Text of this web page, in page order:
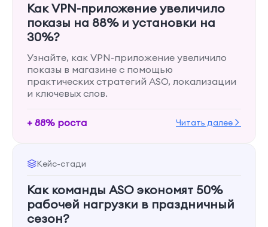
Как VPN-приложение увеличило
показы на 88% и установки на
30%?
Узнайте, как VPN-приложение увеличило
показы в магазине с помощью
практических стратегий ASO, локализации
и ключевых слов.
+ 88% роста Читать далее
Кейс-стади
Как команды ASO экономят 50%
рабочей нагрузки в праздничный
сезон?